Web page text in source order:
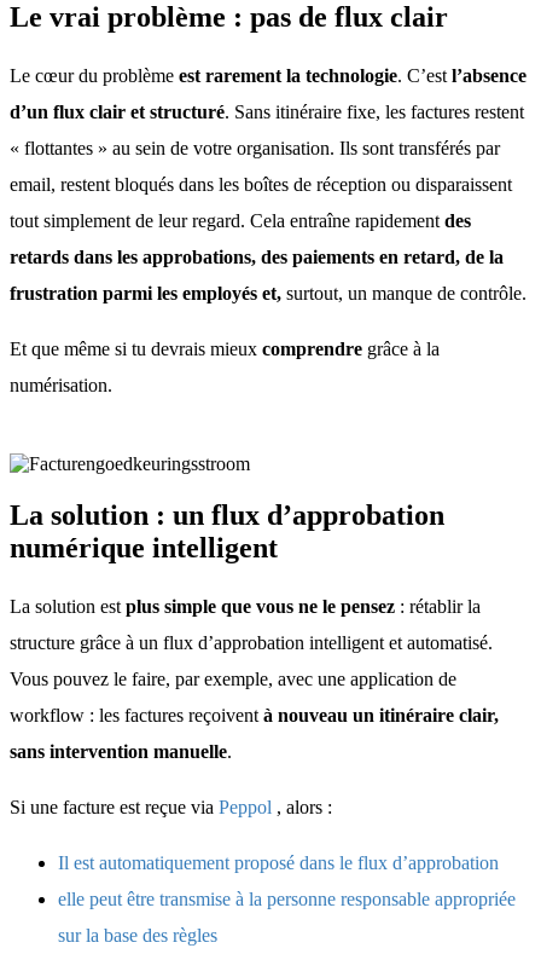
Le vrai problème : pas de flux clair
Le cœur du problème est rarement la technologie. C’est l’absence
d’un flux clair et structuré. Sans itinéraire fixe, les factures restent
« flottantes » au sein de votre organisation. Ils sont transférés par
email, restent bloqués dans les boîtes de réception ou disparaissent
tout simplement de leur regard. Cela entraîne rapidement des
retards dans les approbations, des paiements en retard, de la
frustration parmi les employés et, surtout, un manque de contrôle.
Et que même si tu devrais mieux comprendre grâce à la
numérisation.
La solution : un flux d’approbation
numérique intelligent
La solution est plus simple que vous ne le pensez : rétablir la
structure grâce à un flux d’approbation intelligent et automatisé.
Vous pouvez le faire, par exemple, avec une application de
workflow : les factures reçoivent à nouveau un itinéraire clair,
sans intervention manuelle.
Si une facture est reçue via Peppol , alors :
Il est automatiquement proposé dans le flux d’approbation
elle peut être transmise à la personne responsable appropriée
sur la base des règles